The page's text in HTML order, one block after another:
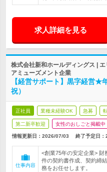
求人詳細を見る
株式会社新和ホールディングス |
アミューズメント企業
【経営サポート】黒字経営★
祝）
正社員 業種未経験OK 急募
第二新卒歓迎 女性のおしごと掲載中
情報更新日：2026/07/03 終了予定日：
仕事内容
<創業75年の安定企業> 財
件の契約書作成、契約締
務をお任せします。